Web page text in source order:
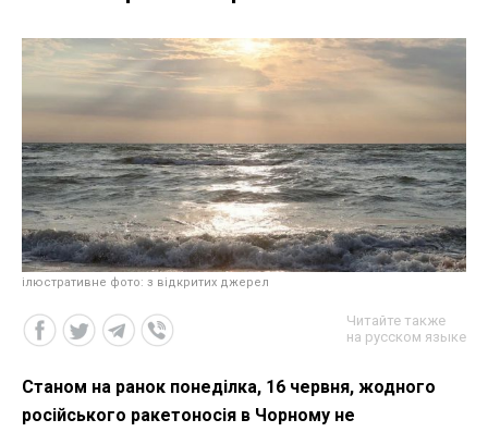
ілюстративне фото: з відкритих джерел
Читайте также
на русском языке
Станом на ранок понеділка, 16 червня, жодного
російського ракетоносія в Чорному не